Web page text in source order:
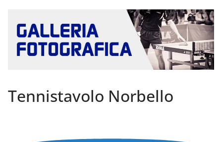
Tennistavolo Norbello